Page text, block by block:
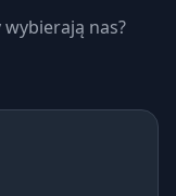
nas?